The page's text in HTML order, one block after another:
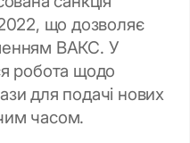
що дозволяє
ВАКС. У
робота щодо
для подачі нових
часом.